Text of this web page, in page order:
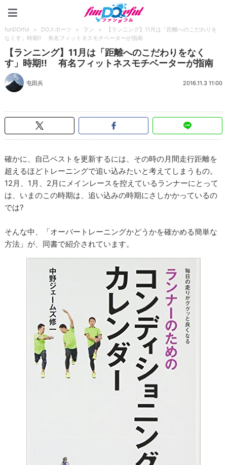
funDOrful > DOスポーツ > ラン >
【ランニング】11月は「距離へのこだわりを
なくす」時期!! 有名フィットネスモチベーターが指南
【ランニング】11月は「距離へのこだわりをなく
す」時期!! 有名フィットネスモチベーターが指南
屯田兵 2016.11.3 11:00
確かに、自己ベストを更新するには、その時の月間走行距離を
超えるほどトレーニングで追い込みたいと考えてしまうもの。
12月、1月、2月にメインレースを控えているランナーにとって
は、いまのこの時期は、追い込みの時期にさしかかっているの
では?
そんな中、「オーバートレーニングかどうかを確かめる簡単な
方法」が、同書で紹介されています。